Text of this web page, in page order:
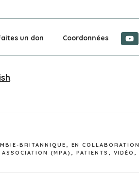
un don Coordonnées
.
BRITANNIQUE , EN COLLABORATION
ASSOCIATION (MPA) , PATIENTS , VIDÉO ,